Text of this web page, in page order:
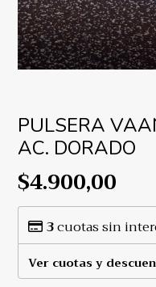
PULSERA
AC. DORADO
$4.900,00
3cuotas sin
Ver cuotas y